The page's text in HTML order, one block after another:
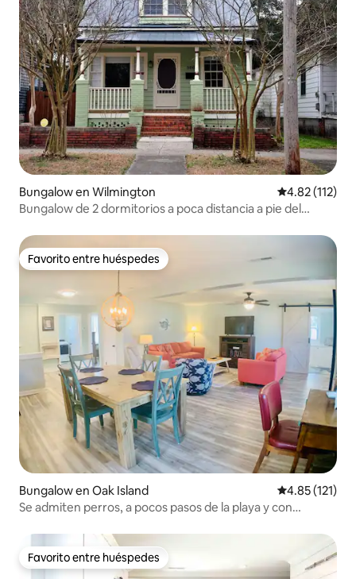
Bungalow en Wilmington Calificación
4.82 (112)
Bungalow de 2 dormitorios a poca distancia a pie del
Favorito entre huéspedes
Favorito entre huéspedes
Bungalow en Oak Island Calificación
4.85 (121)
Se admiten perros, a pocos pasos de la playa y con
Favorito entre huéspedes
Favorito entre huéspedes